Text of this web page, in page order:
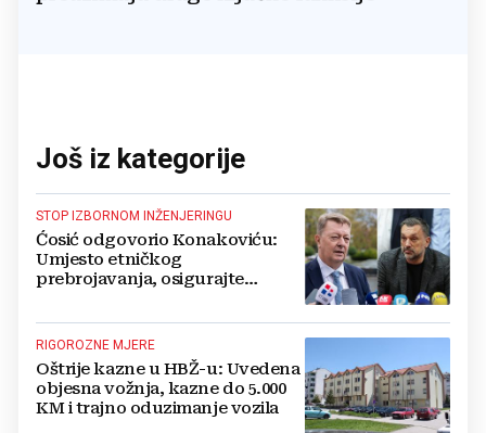
Još iz kategorije
STOP IZBORNOM INŽENJERINGU
Ćosić odgovorio Konakoviću:
Umjesto etničkog
prebrojavanja, osigurajte
RIGOROZNE MJERE
Oštrije kazne u HBŽ-u: Uvedena
objesna vožnja, kazne do 5.000
KM i trajno oduzimanje vozila